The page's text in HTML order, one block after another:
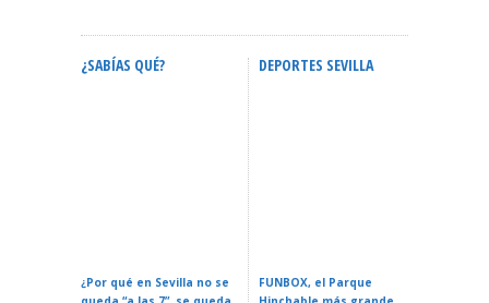
¿SABÍAS QUÉ?
¿Por qué en Sevilla no se
DEPORTES SEVILLA
FUNBOX, el Parque